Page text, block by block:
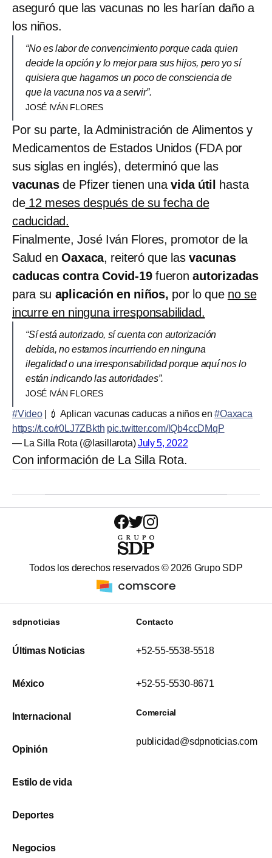
aseguró que las vacunas no les harían daño a
los niños.
“No es labor de convencimiento porque cada quien
decide la opción y lo mejor para sus hijos, pero yo sí
quisiera que hagamos un poco de consciencia de
que la vacuna nos va a servir”.
JOSÉ IVÁN FLORES
Por su parte, la Administración de Alimentos y
Medicamentos de Estados Unidos (FDA por
sus siglas en inglés), determinó que las
vacunas de Pfizer tienen unavida útil
hasta
de12 meses después de su fecha de
caducidad.
Finalmente, José Iván Flores, promotor de la
Salud enOaxaca, reiteró que lasvacunas
caducas contra Covid-19fueronautorizadas
para su aplicación en niños, por lo que no se
incurre en ninguna irresponsabilidad.
“Sí está autorizado, sí cuenta con autorización
debida, no estamos incurriendo en ninguna
ilegalidad o una irresponsabilidad porque aquí nos lo
están indicando las autoridades”.
JOSÉ IVÁN FLORES
#Video| 💉 Aplican vacunas caducas a niños en#Oaxaca
https://t.co/r0LJ7ZBkth pic.twitter.com/lQb4ccDMqP
— La Silla Rota (@lasillarota)July 5, 2022
Con información de La Silla Rota.
Todos los derechos reservados © 2026 Grupo SDP
sdpnoticias
Últimas Noticias
México
Internacional
Opinión
Estilo de vida
Deportes
Negocios
Contacto
+52-55-5538-5518
+52-55-5530-8671
Comercial
publicidad@sdpnoticias.com